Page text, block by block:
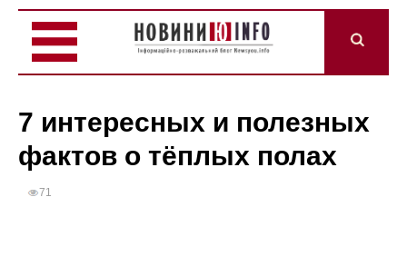
7 интересных и полезных
фактов о тёплых полах
71